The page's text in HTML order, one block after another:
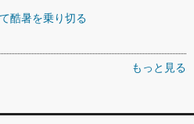
酷暑を乗り切る
もっと見る